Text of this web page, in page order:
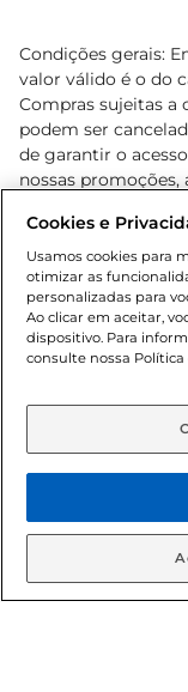
Condições gerais:
valor válido é o do
Compras sujeitas a
podem ser
de garantir o
nossas
cliente. Os preços,
o e-commerce e
sofrer alterações
de bebidas
Lei n.º 8069/90,
Adolescente).
aviso prévio. O
© 2026
Cookies e
Usamos cookies para
otimizar as
personalizadas para
Ao clicar em aceitar,
dispositivo. Para
consulte nossa Política